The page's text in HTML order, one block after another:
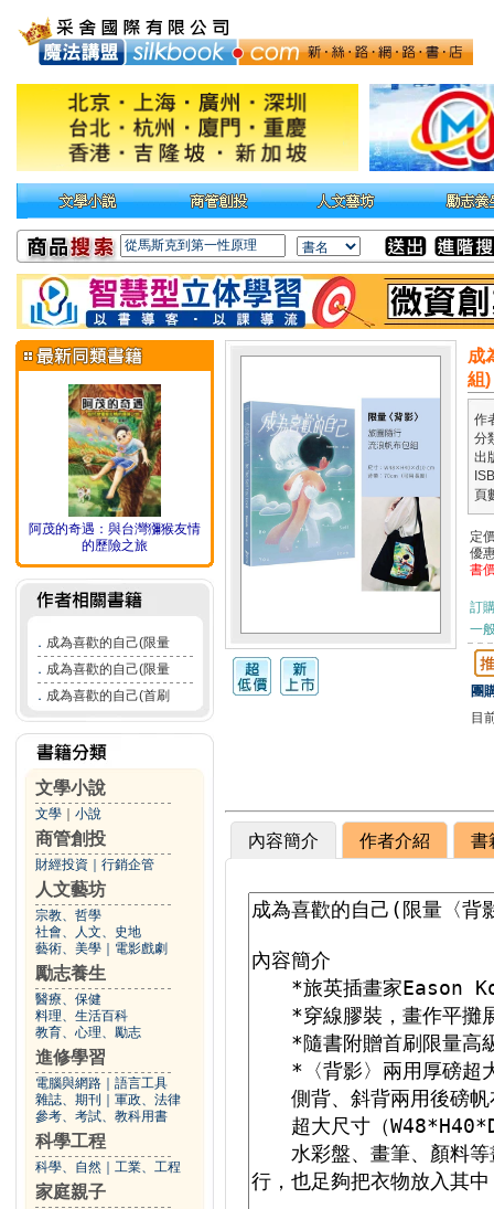
阿茂的奇遇：與台灣獼猴友情
的歷險之旅
． 成為喜歡的自己(限量
． 成為喜歡的自己(限量
． 成為喜歡的自己(首刷
文學小說
文學 小說
商管創投
財經投資 行銷企管
人文藝坊
宗教、哲學
社會、人文、史地
藝術、美學
電影戲劇
勵志養生
醫療、保健
料理、生活百科
教育、心理、勵志
進修學習
電腦與網路
語言工具
雜誌、期刊
軍政、法律
參考、考試、教科用書
科學工程
科學、自然 工業、工程
家庭親子
成
組)
作
分
出
頁
定
優
書
訂
一
團
目
內容簡介 作者介紹 書